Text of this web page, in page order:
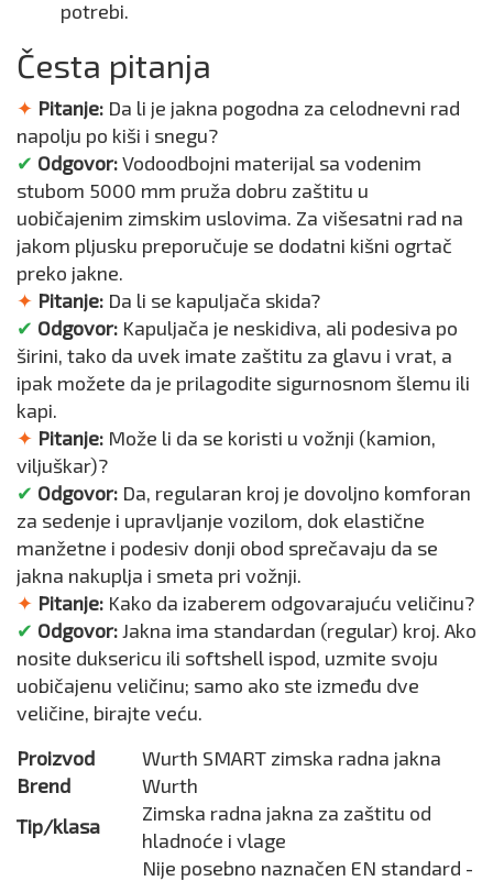
potrebi.
Česta pitanja
✦ Pitanje: Da li je jakna pogodna za celodnevni rad
napolju po kiši i snegu?
✔ Odgovor:Vodoodbojni materijal sa vodenim
stubom 5000 mm pruža dobru zaštitu u
uobičajenim zimskim uslovima. Za višesatni rad na
jakom pljusku preporučuje se dodatni kišni ogrtač
preko jakne.
✦ Pitanje: Da li se kapuljača skida?
✔ Odgovor: Kapuljača je neskidiva, ali podesiva po
širini, tako da uvek imate zaštitu za glavu i vrat, a
ipak možete da je prilagodite sigurnosnom šlemu ili
kapi.
✦ Pitanje: Može li da se koristi u vožnji (kamion,
viljuškar)?
✔ Odgovor: Da, regularan kroj je dovoljno komforan
za sedenje i upravljanje vozilom, dok elastične
manžetne i podesiv donji obod sprečavaju da se
jakna nakuplja i smeta pri vožnji.
✦ Pitanje: Kako da izaberem odgovarajuću veličinu?
✔ Odgovor:Jakna ima standardan (regular) kroj. Ako
nosite duksericu ili softshell ispod, uzmite svoju
uobičajenu veličinu; samo ako ste između dve
veličine, birajte veću.
Proizvod
Wurth SMART zimska radna jakna
Brend
Wurth
Tip/klasa
Zimska radna jakna za zaštitu od
hladnoće i vlage
Nije posebno naznačen EN standard -